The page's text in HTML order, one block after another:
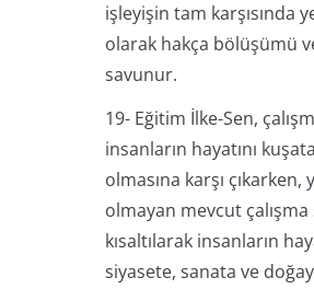
işleyişin tam karşısında
olarak hakça bölüşümü
savunur.
19- Eğitim İlke-Sen,
insanların hayatını
olmasına karşı çıkarken,
olmayan mevcut
kısaltılarak insanların
siyasete, sanata ve